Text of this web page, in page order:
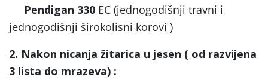
Pendigan 330 EC (jednogodišnji travni i
jednogodišnji širokolisni korovi )
2. Nakon nicanja žitarica u jesen ( od razvijena
3 lista do mrazeva) :